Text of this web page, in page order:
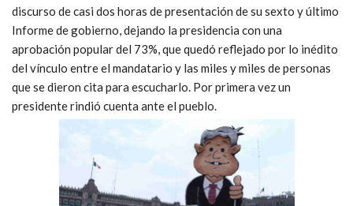
discurso de casi dos horas de presentación de su sexto y último
Informe de gobierno, dejando la presidencia con una
aprobación popular del 73%, que quedó reflejado por lo inédito
del vínculo entre el mandatario y las miles y miles de personas
que se dieron cita para escucharlo. Por primera vez un
presidente rindió cuenta ante el pueblo.